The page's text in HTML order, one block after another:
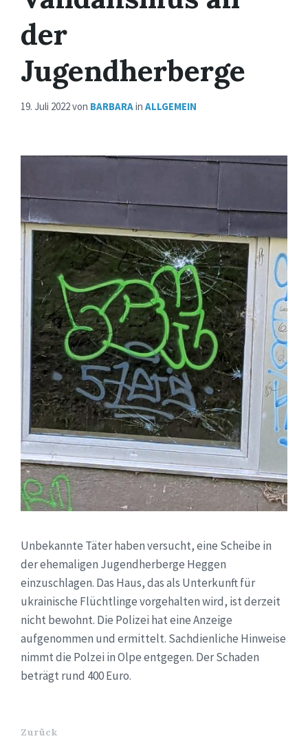
der
Jugendherberge
19. Juli 2022von BARBARAin ALLGEMEIN
Unbekannte Täter haben versucht, eine Scheibe in
der ehemaligen Jugendherberge Heggen
einzuschlagen. Das Haus, das als Unterkunft für
ukrainische Flüchtlinge vorgehalten wird, ist derzeit
nicht bewohnt. Die Polizei hat eine Anzeige
aufgenommen und ermittelt. Sachdienliche Hinweise
nimmt die Polzei in Olpe entgegen. Der Schaden
beträgt rund 400 Euro.
Zurück